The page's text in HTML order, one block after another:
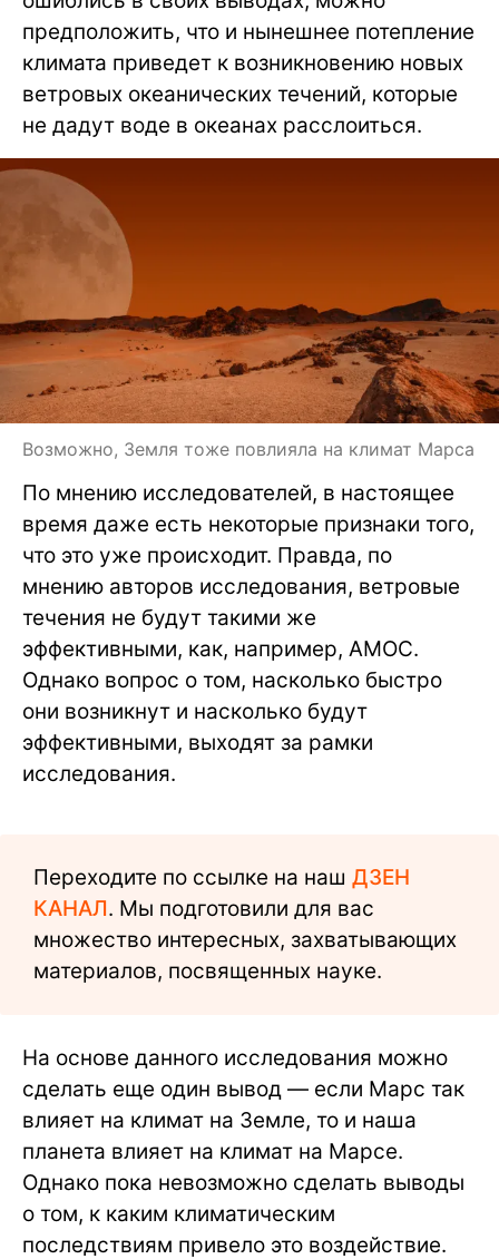
предположить, что и нынешнее потепление
климата приведет к возникновению новых
ветровых океанических течений, которые
не дадут воде в океанах расслоиться.
Возможно, Земля тоже повлияла на климат Марса
По мнению исследователей, в настоящее
время даже есть некоторые признаки того,
что это уже происходит. Правда, по
мнению авторов исследования, ветровые
течения не будут такими же
эффективными, как, например, AMOC.
Однако вопрос о том, насколько быстро
они возникнут и насколько будут
эффективными, выходят за рамки
исследования.
Переходите по ссылке на наш ДЗЕН
КАНАЛ. Мы подготовили для вас
множество интересных, захватывающих
материалов, посвященных науке.
На основе данного исследования можно
сделать еще один вывод — если Марс так
влияет на климат на Земле, то и наша
планета влияет на климат на Марсе.
Однако пока невозможно сделать выводы
о том, к каким климатическим
последствиям привело это воздействие.